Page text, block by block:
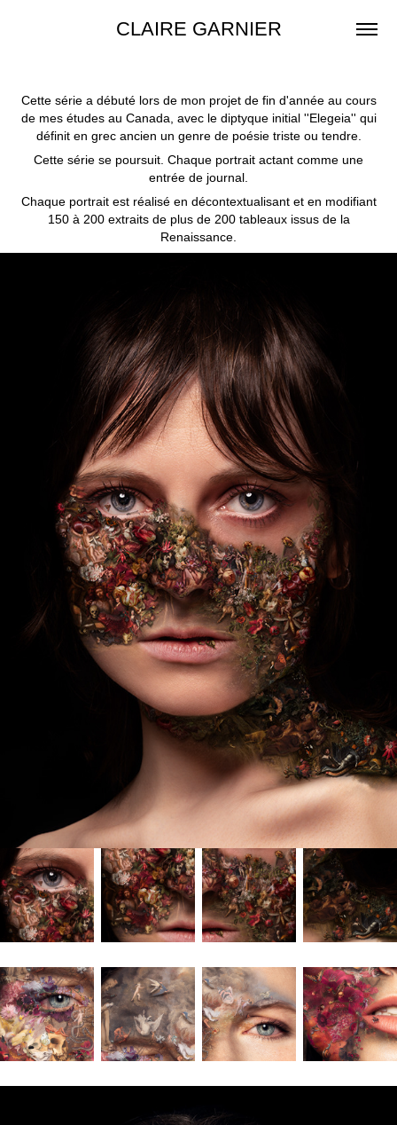
CLAIRE GARNIER
Cette série a débuté lors de mon projet de fin d'année au cours
de mes études au Canada, avec le diptyque initial ''Elegeia'' qui
définit en grec ancien un genre de poésie triste ou tendre.
Cette série se poursuit. Chaque portrait actant comme une
entrée de journal.
Chaque portrait est réalisé en décontextualisant et en modifiant
150 à 200 extraits de plus de 200 tableaux issus de la
Renaissance.